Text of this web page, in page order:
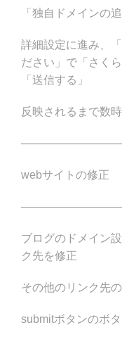
「独自ドメインの
詳細設定に進み、
ださい」で「さく
「送信する」
反映されるまで数
webサイトの修正
ブログのドメイン
ク先を修正
その他のリンク先
submitボタンのボ